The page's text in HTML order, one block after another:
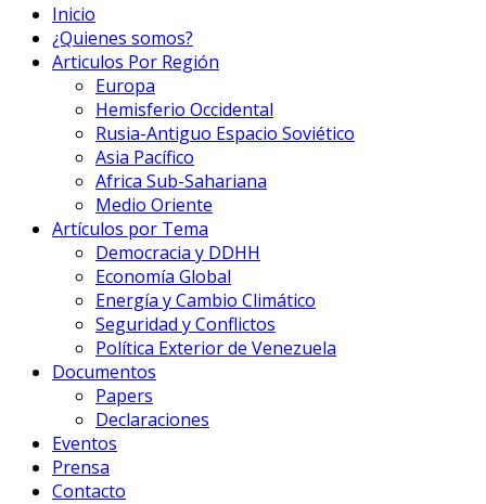
Inicio
¿Quienes somos?
Articulos Por Región
Europa
Hemisferio Occidental
Rusia-Antiguo Espacio Soviético
Asia Pacífico
Africa Sub-Sahariana
Medio Oriente
Artículos por Tema
Democracia y DDHH
Economía Global
Energía y Cambio Climático
Seguridad y Conflictos
Política Exterior de Venezuela
Documentos
Papers
Declaraciones
Eventos
Prensa
Contacto